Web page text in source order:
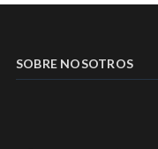
SOBRE NOSOTROS